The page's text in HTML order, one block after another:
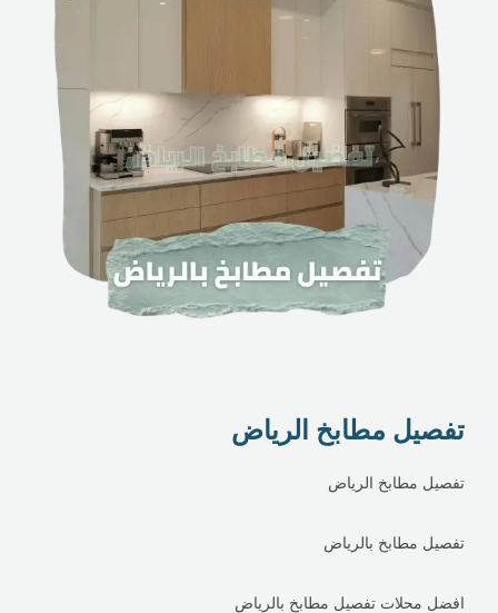
تفصيل مطابخ الرياض
تفصيل مطابخ الرياض
تفصيل مطابخ بالرياض
افضل محلات تفصيل مطابخ بالرياض